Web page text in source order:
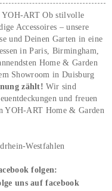
YOH‑ART Ob stilvolle
Accessoires – unsere
und Deinen Garten in eine
in Paris, Birmingham,
Home & Garden
Showroom in Duisburg
zählt!Wir sind
und freuen
YOH‑ART Home & Garden
Westfahlen
folgen: